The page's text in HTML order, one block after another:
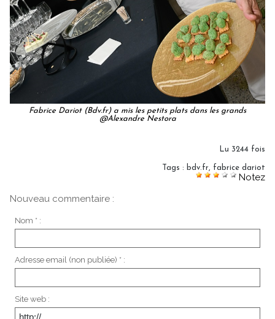
Fabrice Dariot (Bdv.fr) a mis les petits plats dans les grands
@Alexandre Nestora
Lu 3244 fois
Tags : bdv.fr, fabrice dariot
Notez
Nouveau commentaire :
Nom * :
Adresse email (non publiée) * :
Site web :